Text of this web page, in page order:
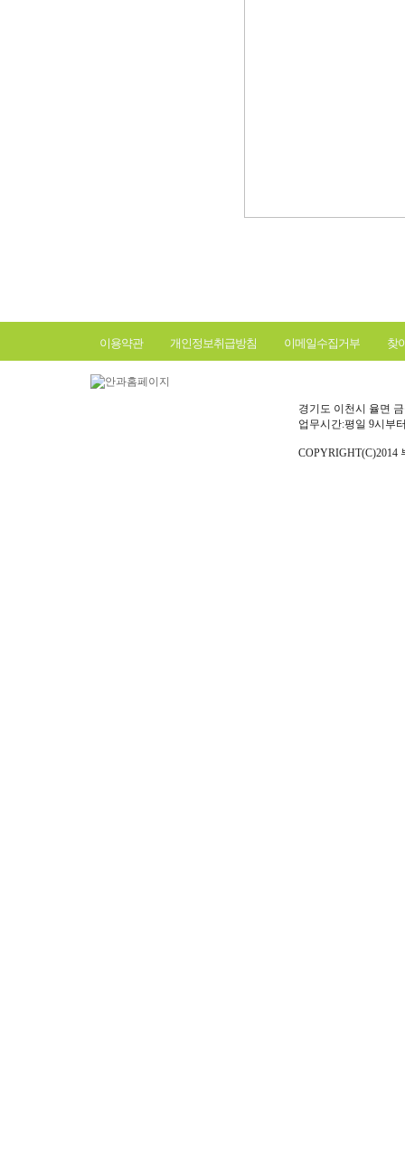
이용약관 개인정보취급방침 이메일수집거부 찾
경기도 이천시 율면
업무시간:평일 9시
COPYRIGHT(C)2014